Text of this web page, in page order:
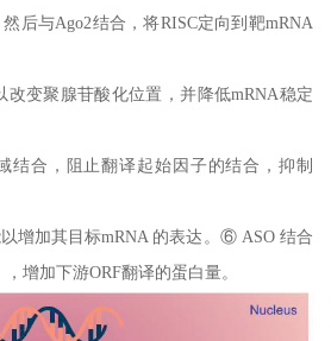
后与Ago2结合，将RISC定向到靶mRNA
改变聚腺苷酸化位置，并降低mRNA稳定
结合，阻止翻译起始因子的结合，抑制
增加其目标mRNA 的表达。⑥ ASO 结合
增加下游ORF翻译的蛋白量。